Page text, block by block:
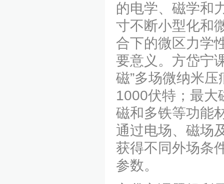
的电学、磁学和
寸不断小型化和
合下的微区力学
要意义。方岱宁
磁”多场微纳米
1000伏特；最大
磁和多铁等功能
通过电场、磁场
获得不同外场条
参数。